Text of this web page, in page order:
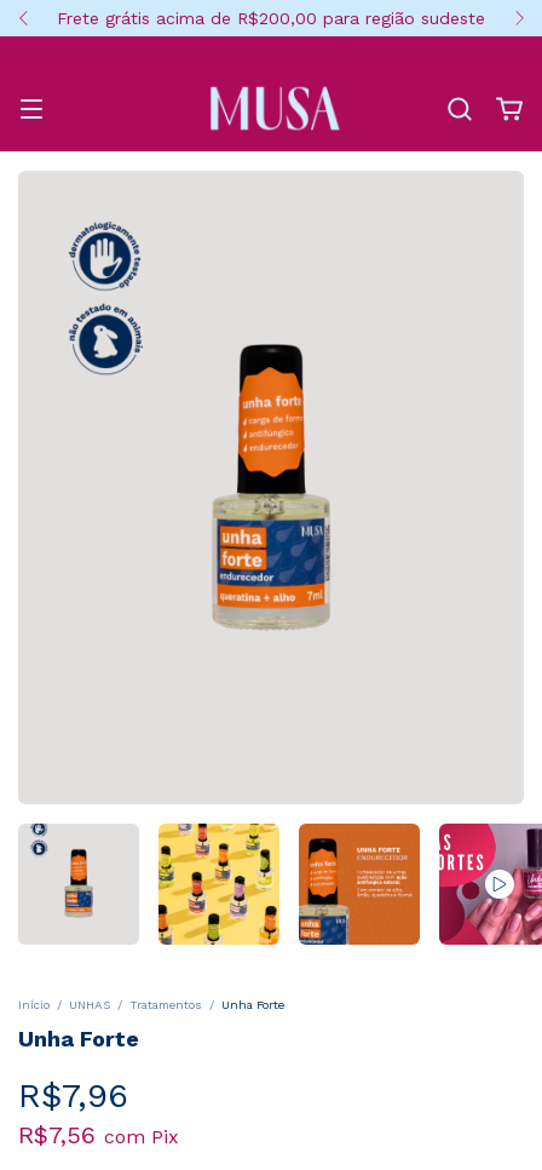
Frete grátis acima de R$200,00 para região sudeste
Início / UNHAS / Tratamentos / Unha Forte
Unha Forte
R$7,96
R$7,56 com Pix